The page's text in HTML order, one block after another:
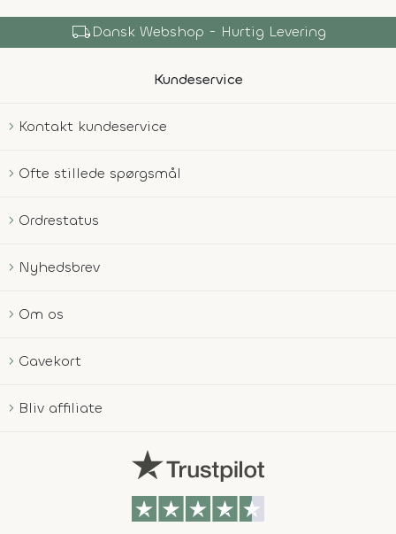
local_shippingDansk Webshop - Hurtig Levering
Kundeservice
Kontakt kundeservice
Ofte stillede spørgsmål
Ordrestatus
Nyhedsbrev
Om os
Gavekort
Bliv affiliate